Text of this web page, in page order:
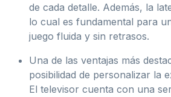
de cada detalle. Además, la
lo cual es fundamental para
juego fluida y sin retrasos.
Una de las ventajas más
posibilidad de personalizar la
El televisor cuenta con una